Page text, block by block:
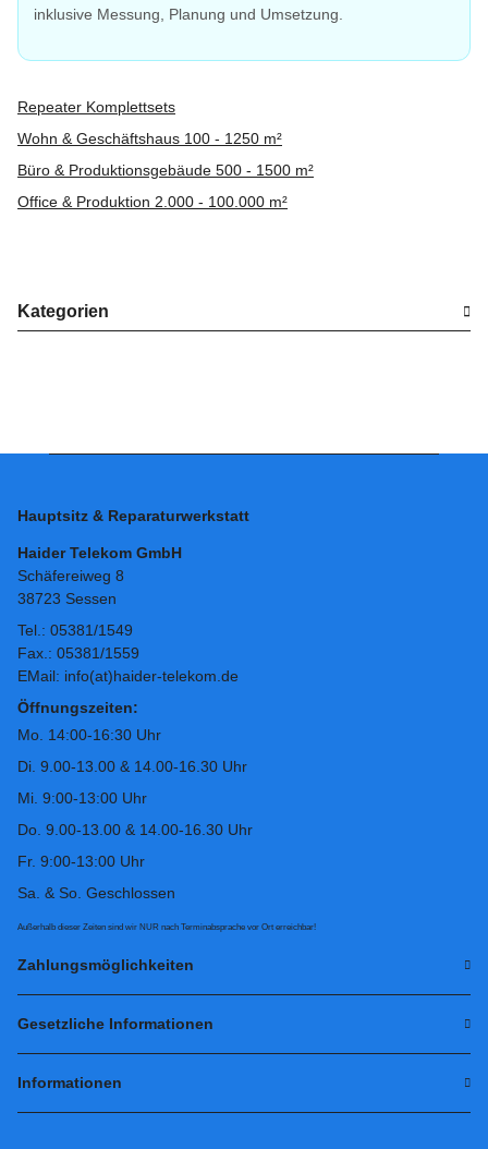
inklusive Messung, Planung und Umsetzung.
Repeater Komplettsets
Wohn & Geschäftshaus 100 - 1250 m²
Büro & Produktionsgebäude 500 - 1500 m²
Office & Produktion 2.000 - 100.000 m²
Kategorien
Hauptsitz & Reparaturwerkstatt
Haider Telekom GmbH
Schäfereiweg 8
38723 Sessen
Tel.: 05381/1549
Fax.: 05381/1559
EMail: info(at)haider-telekom.de
Öffnungszeiten:
Mo. 14:00-16:30 Uhr
Di. 9.00-13.00 & 14.00-16.30 Uhr
Mi. 9:00-13:00 Uhr
Do. 9.00-13.00 & 14.00-16.30 Uhr
Fr. 9:00-13:00 Uhr
Sa. & So. Geschlossen
Außerhalb dieser Zeiten sind wir NUR nach Terminabsprache vor Ort erreichbar!
Zahlungsmöglichkeiten
Gesetzliche Informationen
Informationen